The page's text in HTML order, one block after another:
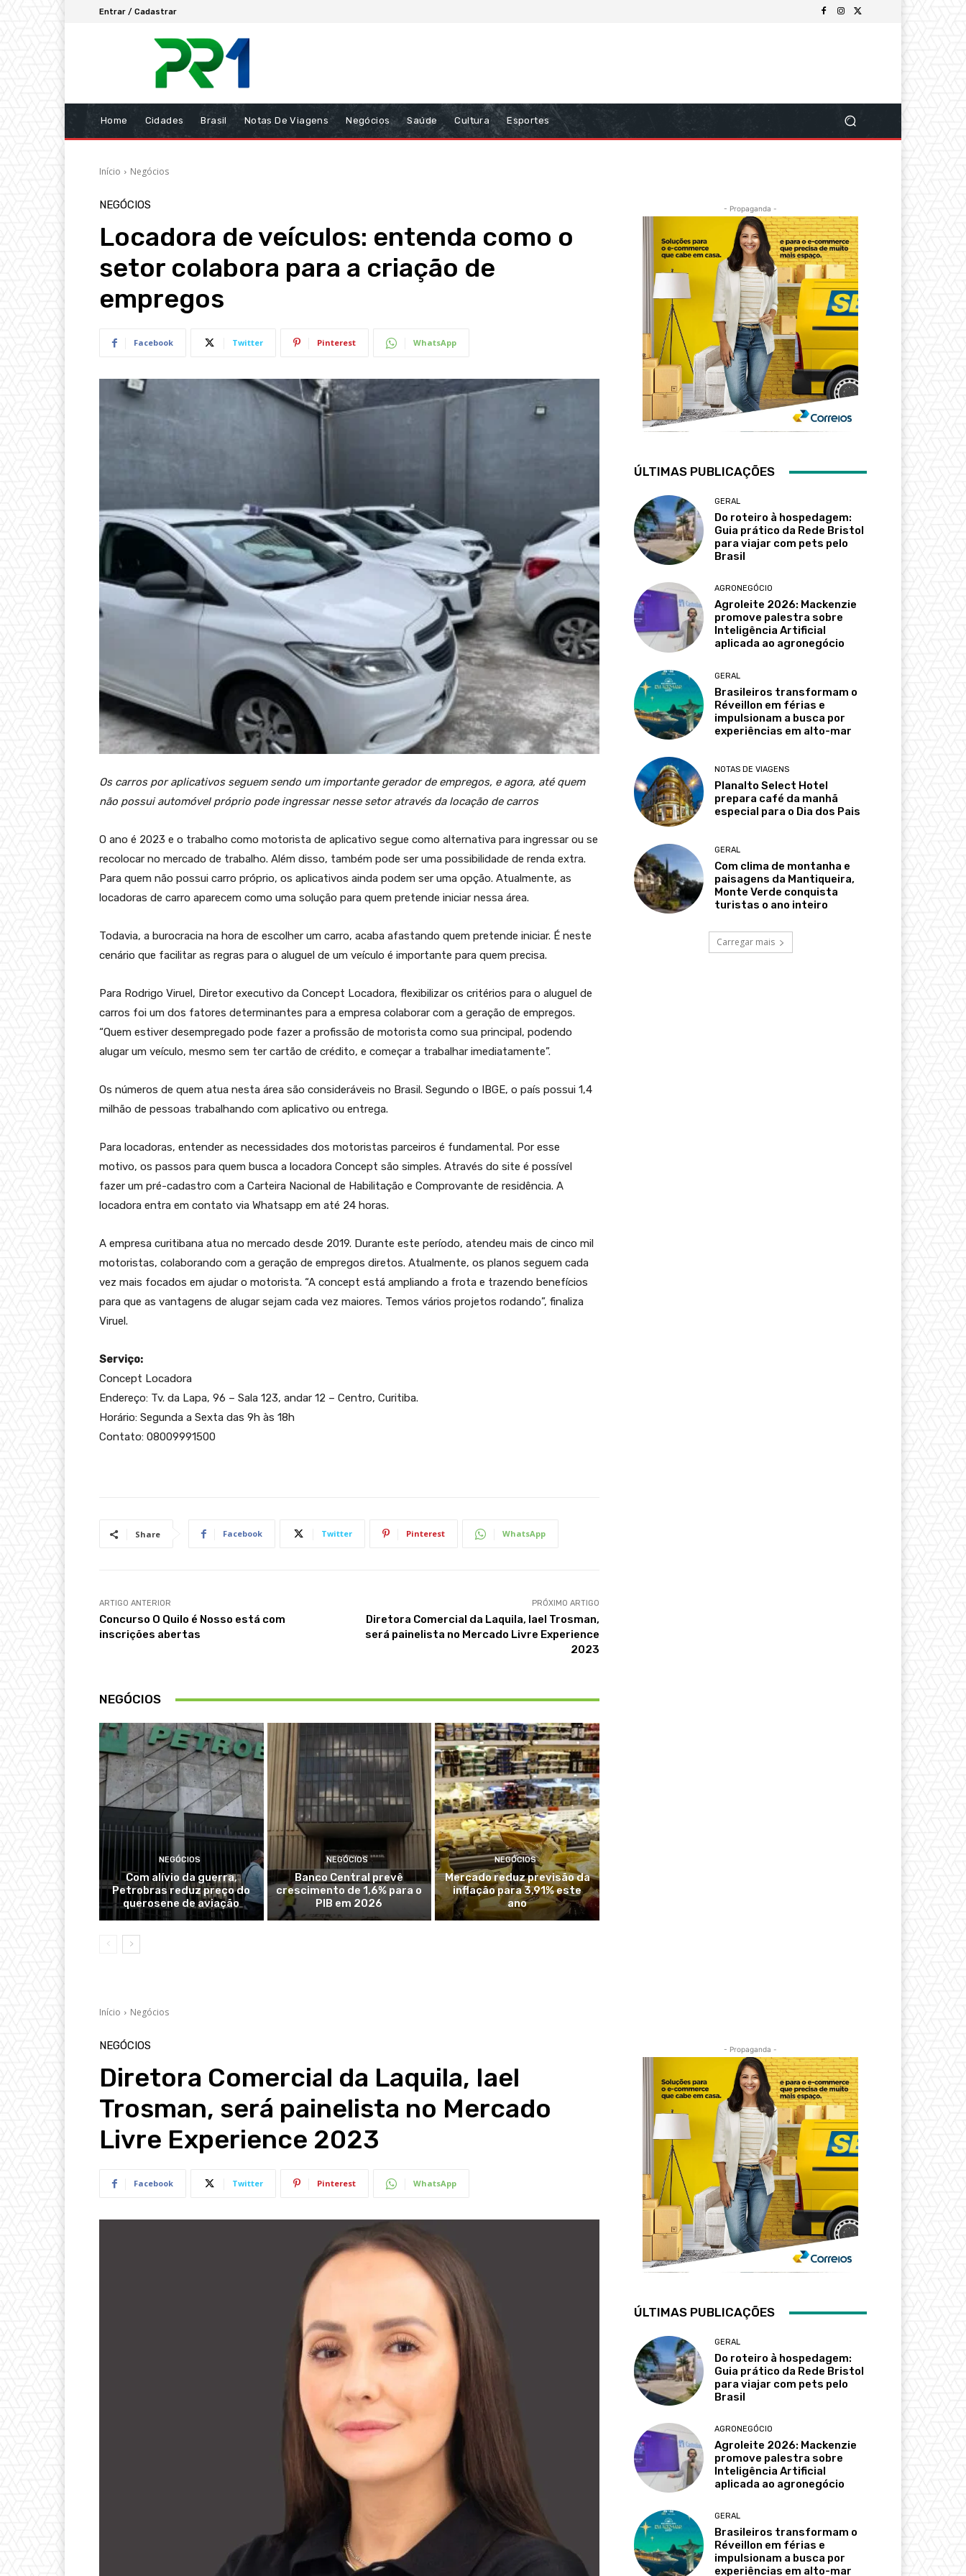
Entrar / Cadastrar
Home Cidades Brasil Notas De Viagens Negócios Saúde Cultura Esportes
Início Negócios
NEGÓCIOS
Locadora de veículos: entenda como o
setor colabora para a criação de
empregos
Facebook Twitter Pinterest WhatsApp
Os carros por aplicativos seguem sendo um importante gerador de empregos, e agora, até quem
não possui automóvel próprio pode ingressar nesse setor através da locação de carros
O ano é 2023 e o trabalho como motorista de aplicativo segue como alternativa para ingressar ou se
recolocar no mercado de trabalho. Além disso, também pode ser uma possibilidade de renda extra.
Para quem não possui carro próprio, os aplicativos ainda podem ser uma opção. Atualmente, as
locadoras de carro aparecem como uma solução para quem pretende iniciar nessa área.
Todavia, a burocracia na hora de escolher um carro, acaba afastando quem pretende iniciar. É neste
cenário que facilitar as regras para o aluguel de um veículo é importante para quem precisa.
Para Rodrigo Viruel, Diretor executivo da Concept Locadora, flexibilizar os critérios para o aluguel de
carros foi um dos fatores determinantes para a empresa colaborar com a geração de empregos.
“Quem estiver desempregado pode fazer a profissão de motorista como sua principal, podendo
alugar um veículo, mesmo sem ter cartão de crédito, e começar a trabalhar imediatamente”.
Os números de quem atua nesta área são consideráveis no Brasil. Segundo o IBGE, o país possui 1,4
milhão de pessoas trabalhando com aplicativo ou entrega.
Para locadoras, entender as necessidades dos motoristas parceiros é fundamental. Por esse
motivo, os passos para quem busca a locadora Concept são simples. Através do site é possível
fazer um pré-cadastro com a Carteira Nacional de Habilitação e Comprovante de residência. A
locadora entra em contato via Whatsapp em até 24 horas.
A empresa curitibana atua no mercado desde 2019. Durante este período, atendeu mais de cinco mil
motoristas, colaborando com a geração de empregos diretos. Atualmente, os planos seguem cada
vez mais focados em ajudar o motorista. “A concept está ampliando a frota e trazendo benefícios
para que as vantagens de alugar sejam cada vez maiores. Temos vários projetos rodando”, finaliza
Viruel.
Serviço:
Concept Locadora
Endereço: Tv. da Lapa, 96 – Sala 123, andar 12 – Centro, Curitiba.
Horário: Segunda a Sexta das 9h às 18h
Contato: 08009991500
Share Facebook Twitter Pinterest WhatsApp
ARTIGO ANTERIOR
Concurso O Quilo é Nosso está com
inscrições abertas
PRÓXIMO ARTIGO
Diretora Comercial da Laquila, Iael Trosman,
será painelista no Mercado Livre Experience
2023
NEGÓCIOS
NEGÓCIOS
Com alívio da guerra,
Petrobras reduz preço do
querosene de aviação
NEGÓCIOS
Banco Central prevê
crescimento de 1,6% para o
PIB em 2026
NEGÓCIOS
Mercado reduz previsão da
inflação para 3,91% este
ano
- Propaganda -
ÚLTIMAS PUBLICAÇÕES
GERAL
Do roteiro à hospedagem:
Guia prático da Rede Bristol
para viajar com pets pelo
Brasil
AGRONEGÓCIO
Agroleite 2026: Mackenzie
promove palestra sobre
Inteligência Artificial
aplicada ao agronegócio
GERAL
Brasileiros transformam o
Réveillon em férias e
impulsionam a busca por
experiências em alto-mar
NOTAS DE VIAGENS
Planalto Select Hotel
prepara café da manhã
especial para o Dia dos Pais
GERAL
Com clima de montanha e
paisagens da Mantiqueira,
Monte Verde conquista
turistas o ano inteiro
Carregar mais